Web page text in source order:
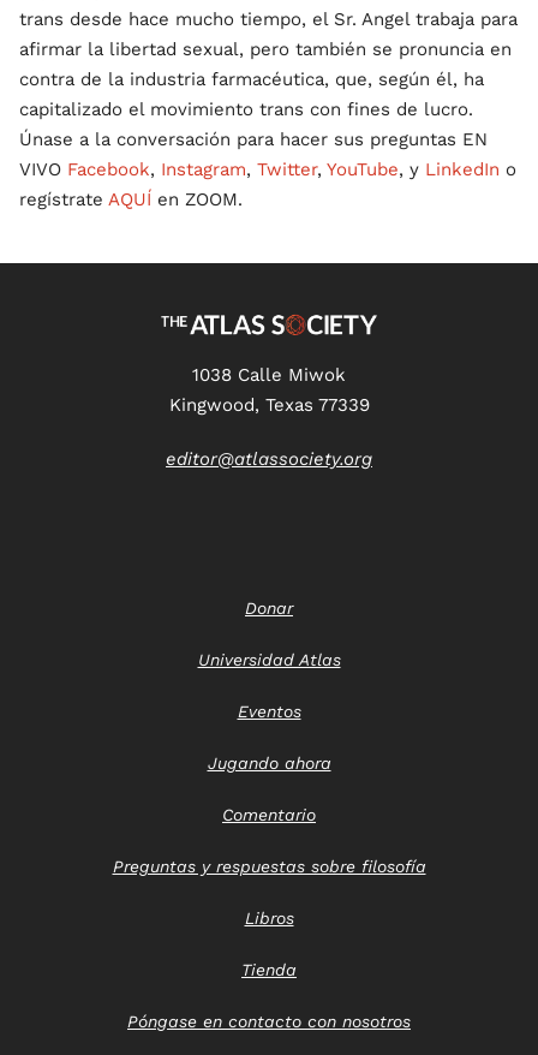
trans desde hace mucho tiempo, el Sr. Angel trabaja para
afirmar la libertad sexual, pero también se pronuncia en
contra de la industria farmacéutica, que, según él, ha
capitalizado el movimiento trans con fines de lucro.
Únase a la conversación para hacer sus preguntas EN
VIVO Facebook, Instagram, Twitter, YouTube, y LinkedIn o
regístrate AQUÍ en ZOOM.
1038 Calle Miwok
Kingwood, Texas 77339
editor@atlassociety.org
Donar
Universidad Atlas
Eventos
Jugando ahora
Comentario
Preguntas y respuestas sobre filosofía
Libros
Tienda
Póngase en contacto con nosotros